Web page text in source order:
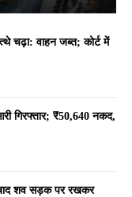
चढ़ा: वाहन जब्त; कोर्ट में
गिरफ्तार; ₹50,640 नकद,
बाद शव सड़क पर रखकर